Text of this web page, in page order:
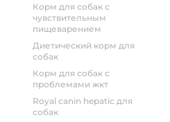
корм для собак с
чувствительным
пищеварением
диетический корм для
собак
корм для собак с
проблемами жкт
royal canin hepatic для
собак